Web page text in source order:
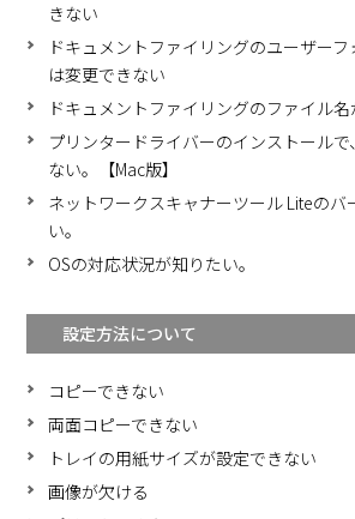
きない
ドキュメントファイリングのユーザー
は変更できない
ドキュメントファイリングのファイル
プリンタードライバーのインストール
ない。【Mac版】
ネットワークスキャナーツール Liteのバ
い。
OSの対応状況が知りたい。
設定方法について
コピーできない
両面コピーできない
トレイの用紙サイズが設定できない
画像が欠ける